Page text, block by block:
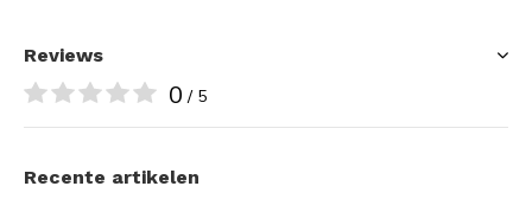
Reviews
0 / 5
Recente artikelen